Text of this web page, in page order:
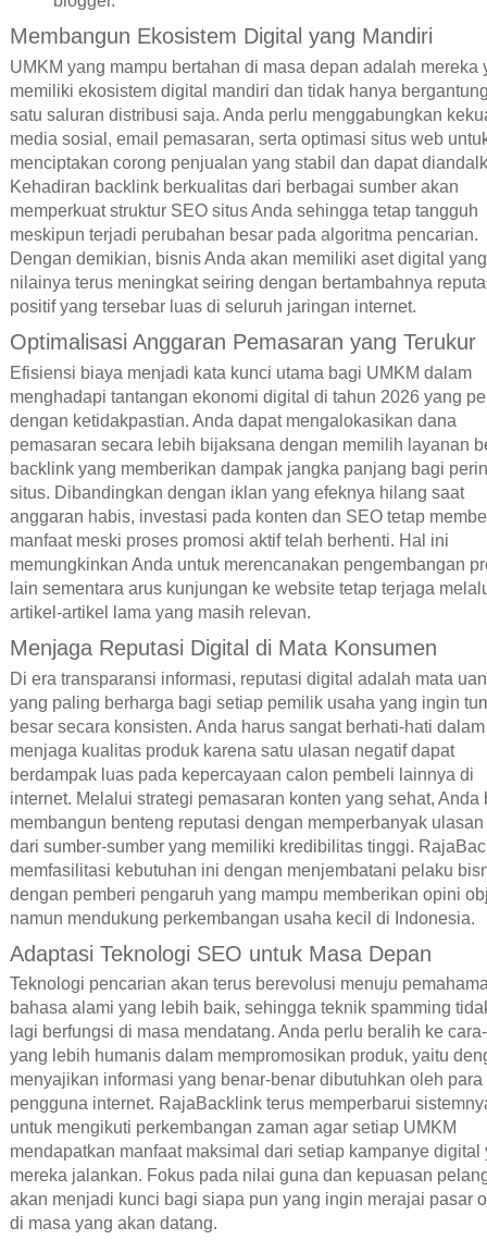
Membangun Ekosistem Digital yang Mandiri
UMKM yang mampu bertahan di masa depan adalah mereka
memiliki ekosistem digital mandiri dan tidak hanya
satu saluran distribusi saja. Anda perlu menggabungkan
media sosial, email pemasaran, serta optimasi situs web
menciptakan corong penjualan yang stabil dan dapat
Kehadiran backlink berkualitas dari berbagai sumber akan
memperkuat struktur SEO situs Anda sehingga tetap tangguh
meskipun terjadi perubahan besar pada algoritma pencarian.
Dengan demikian, bisnis Anda akan memiliki aset digital yang
nilainya terus meningkat seiring dengan bertambahnya
positif yang tersebar luas di seluruh jaringan internet.
Optimalisasi Anggaran Pemasaran yang Terukur
Efisiensi biaya menjadi kata kunci utama bagi UMKM dalam
menghadapi tantangan ekonomi digital di tahun 2026 yang
dengan ketidakpastian. Anda dapat mengalokasikan dana
pemasaran secara lebih bijaksana dengan memilih layanan
backlink yang memberikan dampak jangka panjang bagi
situs. Dibandingkan dengan iklan yang efeknya hilang saat
anggaran habis, investasi pada konten dan SEO tetap
manfaat meski proses promosi aktif telah berhenti. Hal ini
memungkinkan Anda untuk merencanakan pengembangan
lain sementara arus kunjungan ke website tetap terjaga
artikel-artikel lama yang masih relevan.
Menjaga Reputasi Digital di Mata Konsumen
Di era transparansi informasi, reputasi digital adalah mata
yang paling berharga bagi setiap pemilik usaha yang ingin
besar secara konsisten. Anda harus sangat berhati-hati dalam
menjaga kualitas produk karena satu ulasan negatif dapat
berdampak luas pada kepercayaan calon pembeli lainnya di
internet. Melalui strategi pemasaran konten yang sehat, Anda
membangun benteng reputasi dengan memperbanyak
dari sumber-sumber yang memiliki kredibilitas tinggi.
memfasilitasi kebutuhan ini dengan menjembatani pelaku
dengan pemberi pengaruh yang mampu memberikan opini
namun mendukung perkembangan usaha kecil di Indonesia.
Adaptasi Teknologi SEO untuk Masa Depan
Teknologi pencarian akan terus berevolusi menuju
bahasa alami yang lebih baik, sehingga teknik spamming
lagi berfungsi di masa mendatang. Anda perlu beralih ke
yang lebih humanis dalam mempromosikan produk, yaitu
menyajikan informasi yang benar-benar dibutuhkan oleh para
pengguna internet. RajaBacklink terus memperbarui
untuk mengikuti perkembangan zaman agar setiap UMKM
mendapatkan manfaat maksimal dari setiap kampanye digital
mereka jalankan. Fokus pada nilai guna dan kepuasan
akan menjadi kunci bagi siapa pun yang ingin merajai pasar
di masa yang akan datang.